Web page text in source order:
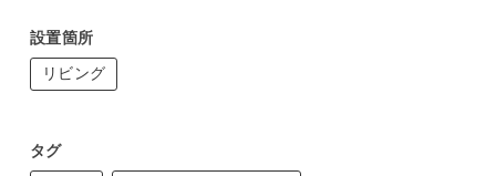
設置箇所
リビング
タグ